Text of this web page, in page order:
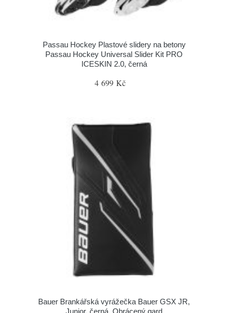
Passau Hockey Plastové slidery na betony
Passau Hockey Universal Slider Kit PRO
ICESKIN 2.0, černá
4 699 Kč
Bauer Brankářská vyrážečka Bauer GSX JR,
Junior, černá, Obrácený gard